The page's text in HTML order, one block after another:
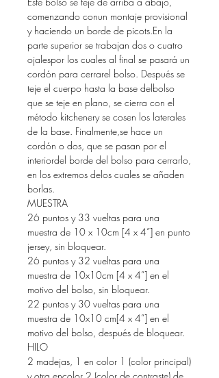
comenzando conun montaje provisional
y haciendo un borde de picots.En la
parte superior se trabajan dos o cuatro
ojalespor los cuales al final se pasará un
cordón para cerrarel bolso. Después se
teje el cuerpo hasta la base delbolso
que se teje en plano, se cierra con el
método kitchenery se cosen los laterales
de la base. Finalmente,se hace un
cordón o dos, que se pasan por el
interiordel borde del bolso para cerrarlo,
en los extremos delos cuales se añaden
borlas.
MUESTRA
26 puntos y 33 vueltas para una
muestra de 10 x 10cm [4 x 4”] en punto
jersey, sin bloquear.
26 puntos y 32 vueltas para una
muestra de 10x10cm [4 x 4”] en el
motivo del bolso, sin bloquear.
22 puntos y 30 vueltas para una
muestra de 10x10 cm[4 x 4”] en el
motivo del bolso, después de bloquear.
HILO
2 madejas, 1 en color 1 (color principal)